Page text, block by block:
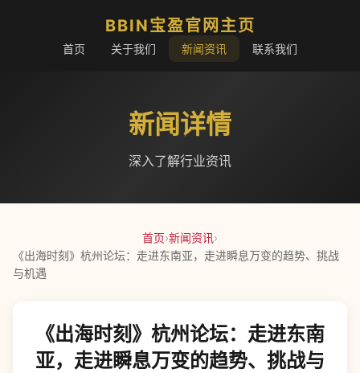
BBIN宝盈官网主页
首页 关于我们 新闻资讯 联系我们
新闻详情
深入了解行业资讯
首页›新闻资讯›
《出海时刻》杭州论坛：走进东南亚，走进瞬息万变的趋势、挑战
与机遇
《出海时刻》杭州论坛：走进东南
亚，走进瞬息万变的趋势、挑战与